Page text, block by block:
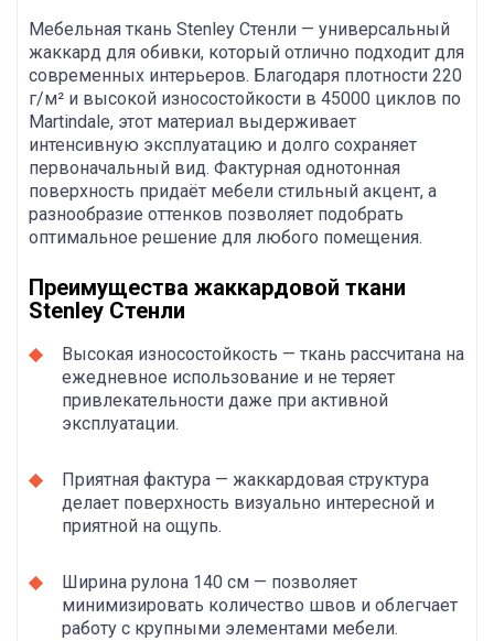
Мебельная ткань Stenley Стенли — универсальный
жаккард для обивки, который отлично подходит для
современных интерьеров. Благодаря плотности 220
г/м² и высокой износостойкости в 45000 циклов по
Martindale, этот материал выдерживает
интенсивную эксплуатацию и долго сохраняет
первоначальный вид. Фактурная однотонная
поверхность придаёт мебели стильный акцент, а
разнообразие оттенков позволяет подобрать
оптимальное решение для любого помещения.
Преимущества жаккардовой ткани
Stenley Стенли
Высокая износостойкость — ткань рассчитана на
ежедневное использование и не теряет
привлекательности даже при активной
эксплуатации.
Приятная фактура — жаккардовая структура
делает поверхность визуально интересной и
приятной на ощупь.
Ширина рулона 140 см — позволяет
минимизировать количество швов и облегчает
работу с крупными элементами мебели.